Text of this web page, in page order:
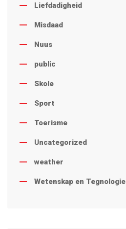
Liefdadigheid
Misdaad
Nuus
public
Skole
Sport
Toerisme
Uncategorized
weather
Wetenskap en Tegnologie